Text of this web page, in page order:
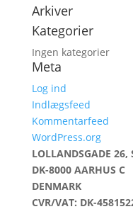
Arkiver
Kategorier
Ingen kategorier
Meta
Log ind
Indlægsfeed
Kommentarfeed
WordPress.org
LOLLANDSGADE 26,
DK-8000 AARHUS C
DENMARK
CVR/VAT: DK-